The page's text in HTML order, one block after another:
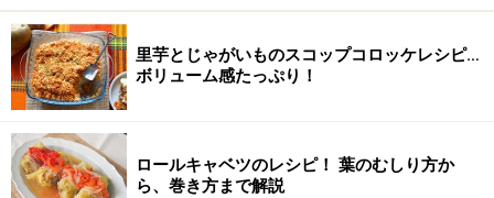
自分好みのしょっぱさで作る梅干しもいいですね
梅は生で食べるのではなく、保存食に加工してから食べ
ます。自分好みの梅加工品を作ってみてはいかがでしょ
うか。
里芋とじゃがいものスコップコロッケレシピ…
ボリューム感たっぷり！
ロールキャベツのレシピ！ 葉のむしり方か
ら、巻き方まで解説